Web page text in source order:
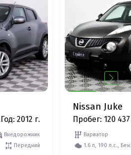
Год: 2012 г.
Внедорожник
Передний
Nissan Juke
Пробег: 120
Вариатор
1.6 л, 190 л.с.,